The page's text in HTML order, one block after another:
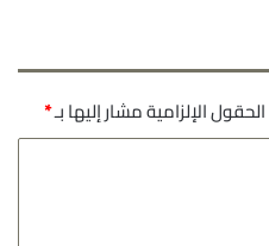
الحقول الإلزامية مشار إليها بـ*